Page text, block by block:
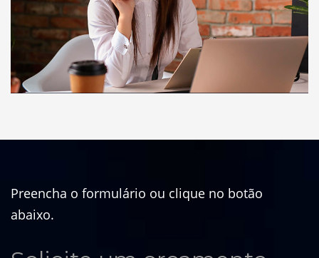
Preencha o formulário ou clique no botão
abaixo.